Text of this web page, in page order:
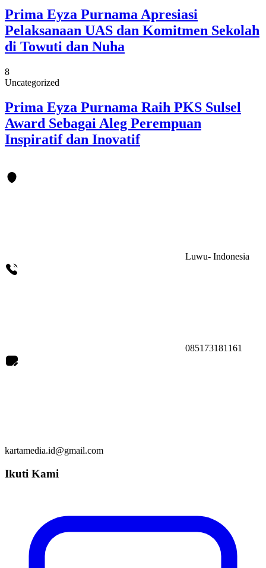
Prima Eyza Purnama Apresiasi
Pelaksanaan UAS dan Komitmen Sekolah
di Towuti dan Nuha
8
Uncategorized
Prima Eyza Purnama Raih PKS Sulsel
Award Sebagai Aleg Perempuan
Inspiratif dan Inovatif
Luwu- Indonesia
085173181161
kartamedia.id@gmail.com
Ikuti Kami